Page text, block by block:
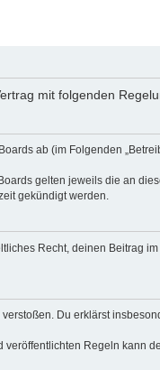
mit folgenden
ab (im Folgenden
gelten jeweils die an
gekündigt werden.
Recht, deinen Beitrag
Du erklärst
Regeln kann